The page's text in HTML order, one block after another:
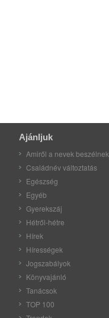
Ajánljuk
Amiről a nevek beszélnek
Családnév változtatás
Egészség
Egyéb
Gyerekszáj
Hétről-hétre
Hírek
Hírességek
Jogszabályok
Könyvajánló
Tanácsok
TOP 100